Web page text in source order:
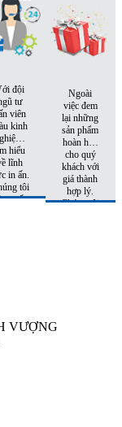
đội
tư
viên
kinh
hiểu
lĩnh
in ấn.
tôi
tư vấn
Ngoài
việc đem
lại những
sản phẩm
hoàn hảo
cho quý
khách với
giá thành
hợp lý.
Chúng tôi
VƯỢNG